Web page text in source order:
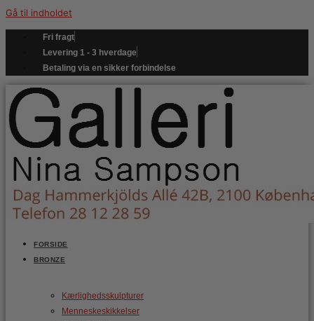
Gå til indholdet
Fri fragt
Levering 1 - 3 hverdage
Betaling via en sikker forbindelse
FORSIDE
BRONZE
Kærlighedsskulpturer
Menneskeskikkelser